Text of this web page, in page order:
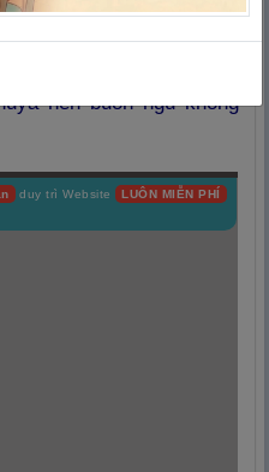
nên buồn ngủ không
duy trì Website LUÔN MIỄN PHÍ